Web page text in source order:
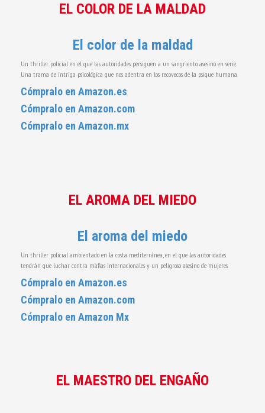
EL COLOR DE LA MALDAD
El color de la maldad
Un thriller policial en el que las autoridades persiguen a un sangriento asesino en serie.
Una trama de intriga psicológica que nos adentra en los recovecos de la psique humana.
Cómpralo en Amazon.es
Cómpralo en Amazon.com
Cómpralo en Amazon.mx
EL AROMA DEL MIEDO
El aroma del miedo
Un thriller policial ambientado en la costa mediterránea, en el que las autoridades
tendrán que luchar contra mafias internacionales y un peligroso asesino de mujeres.
Cómpralo en Amazon.es
Cómpralo en Amazon.com
Cómpralo en Amazon Mx
EL MAESTRO DEL ENGAÑO